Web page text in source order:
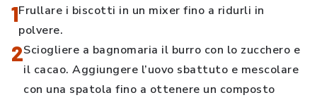
1Frullare i biscotti in un mixer fino a ridurli in
polvere.
2Sciogliere a bagnomaria il burro con lo zucchero e
il cacao. Aggiungere l’uovo sbattuto e mescolare
con una spatola fino a ottenere un composto